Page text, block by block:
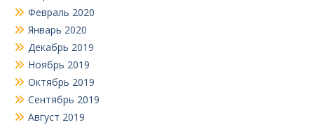
Февраль 2020
Январь 2020
Декабрь 2019
Ноябрь 2019
Октябрь 2019
Сентябрь 2019
Август 2019